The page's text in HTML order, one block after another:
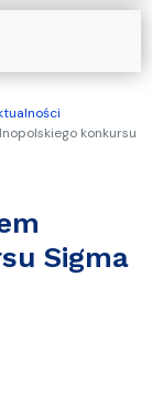
konkursu
Sigma